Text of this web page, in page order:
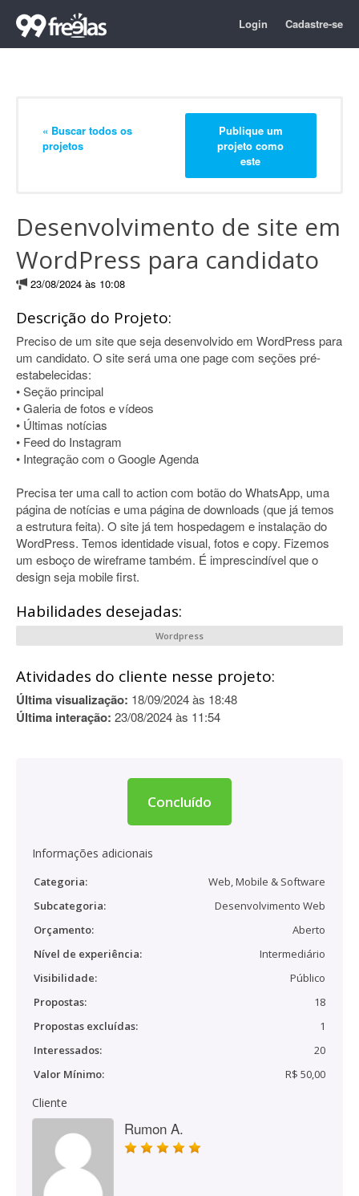
Login Cadastre-se
« Buscar todos os
projetos
Publique um
projeto como
este
Desenvolvimento de site em
WordPress para candidato
23/08/2024 às 10:08
Descrição do Projeto:
Preciso de um site que seja desenvolvido em WordPress para
um candidato. O site será uma one page com seções pré-
estabelecidas:
• Seção principal
• Galeria de fotos e vídeos
• Últimas notícias
• Feed do Instagram
• Integração com o Google Agenda
Precisa ter uma call to action com botão do WhatsApp, uma
página de notícias e uma página de downloads (que já temos
a estrutura feita). O site já tem hospedagem e instalação do
WordPress. Temos identidade visual, fotos e copy. Fizemos
um esboço de wireframe também. É imprescindível que o
design seja mobile first.
Habilidades desejadas:
Wordpress
Atividades do cliente nesse projeto:
Última visualização: 18/09/2024 às 18:48
Última interação: 23/08/2024 às 11:54
Concluído
Informações adicionais
Categoria:
Web, Mobile & Software
Subcategoria:
Desenvolvimento Web
Orçamento:
Aberto
Nível de experiência:
Intermediário
Visibilidade:
Público
Propostas:
18
Propostas excluídas:
1
Interessados:
20
Valor Mínimo:
R$ 50,00
Cliente
Rumon A.